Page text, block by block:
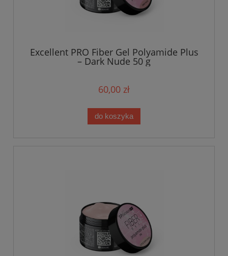
Excellent PRO Fiber Gel Polyamide Plus
– Dark Nude 50 g
60,00 zł
do koszyka